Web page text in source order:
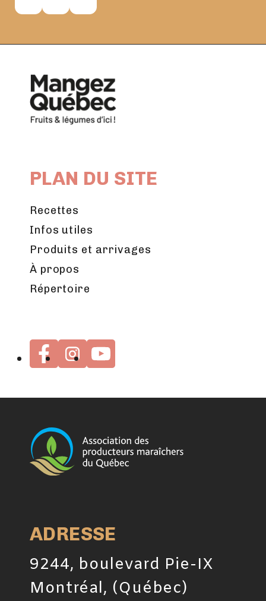
PLAN DU SITE
Recettes
Infos utiles
Produits et arrivages
À propos
Répertoire
ADRESSE
9244, boulevard Pie-IX
Montréal, (Québec)